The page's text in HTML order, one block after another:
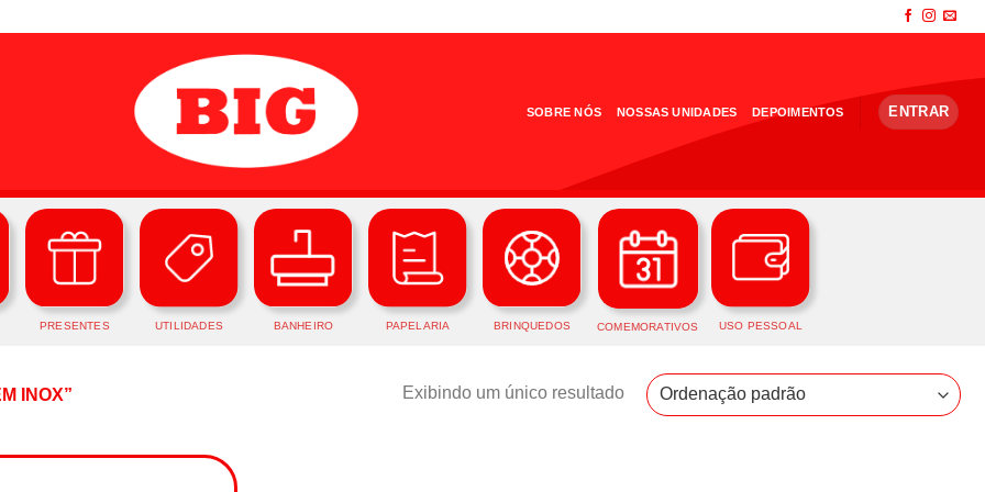
SOBRE NÓS NOSSAS UNIDADES DEPOIMENTOS ENTRAR
PRESENTES UTILIDADES BANHEIRO PAPELARIA BRINQUEDOS COMEMORATIVOS USO PESSOAL
INOX” Exibindo um único resultado